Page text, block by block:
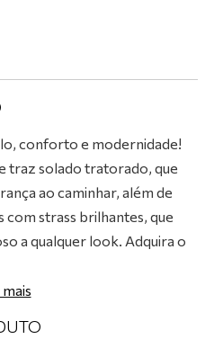
conforto e modernidade!
traz solado tratorado, que
ao caminhar, além de
com strass brilhantes, que
a qualquer look. Adquira o